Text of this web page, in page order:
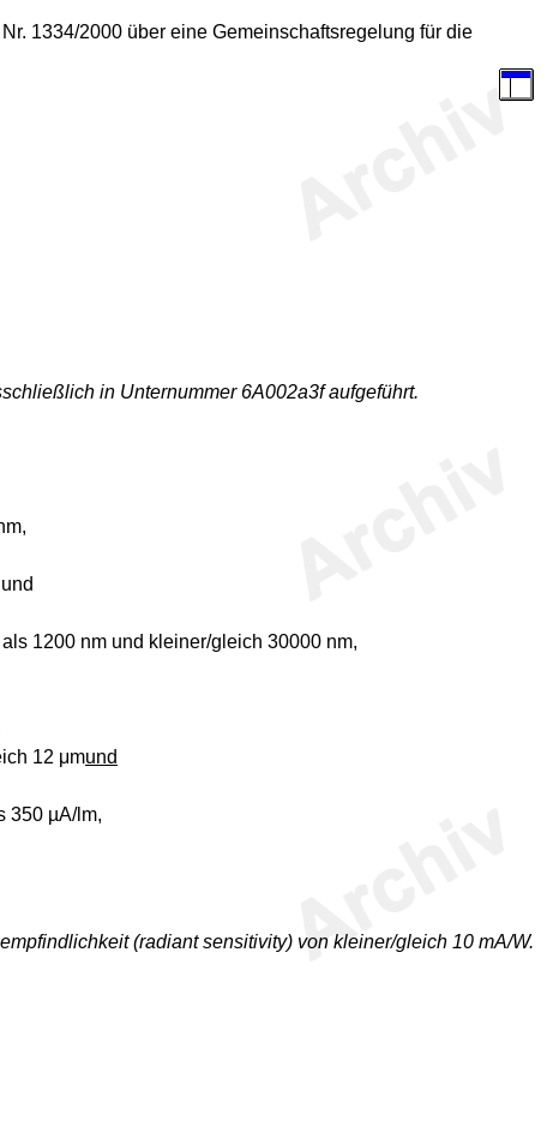
1334/2000 über eine Gemeinschaftsregelung für die
in Unternummer 6A002a3f aufgeführt.
1200 nm und kleiner/gleich 30000 nm,
12 μmund
350 µA/lm,
(radiant sensitivity) von kleiner/gleich 10 mA/W.